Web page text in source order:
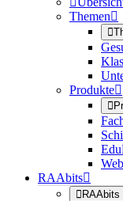
Themen

Produkte

RAAbits
RAAbits